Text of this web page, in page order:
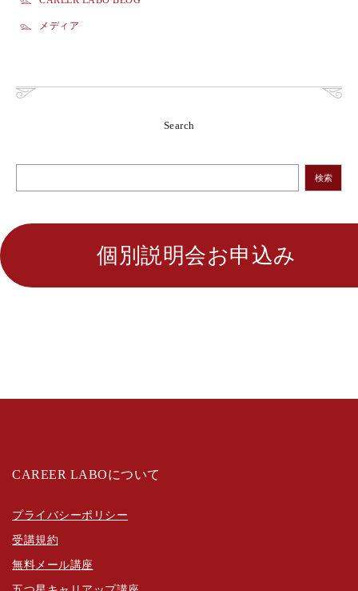
メディア
Search
検索
個別説明会お申込み
CAREER LABOについて
プライバシーポリシー
受講規約
無料メール講座